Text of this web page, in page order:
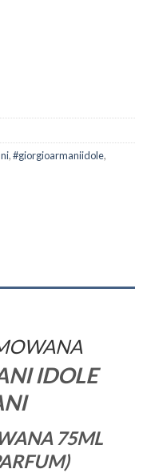
,#giorgioarmaniidole,
IDOLE
75ML